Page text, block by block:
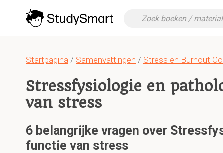
Startpagina / Samenvattingen / Stress en Burnout
Stressfysiologie en
van stress
6 belangrijke vragen over
functie van stress